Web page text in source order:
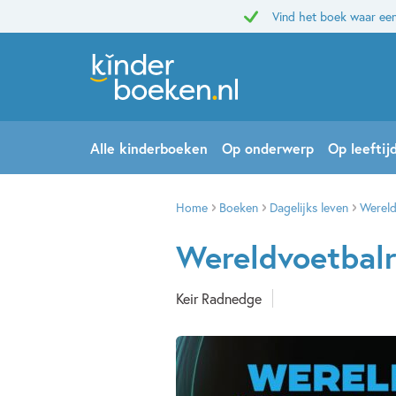
Vind het boek waar
Alle kinderboeken Op onderwerp Op
Home Boeken Dagelijks leven
Keir Radnedge